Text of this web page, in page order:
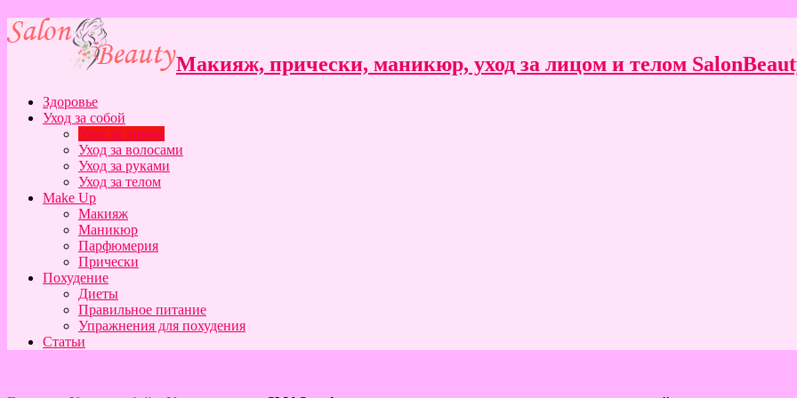
Макияж, прически, маникюр, уход за лицом и телом
Здоровье
Уход за собой
Уход за лицом
Уход за волосами
Уход за руками
Уход за телом
Make Up
Макияж
Маникюр
Парфюмерия
Прически
Похудение
Диеты
Правильное питание
Упражнения для похудения
Статьи